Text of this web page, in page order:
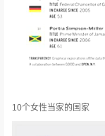
10个女性当家的国家